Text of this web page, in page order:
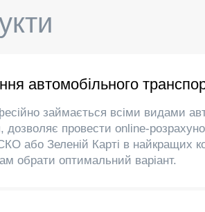
автомобільного
займається всіми видами
дозволяє провести online-
або Зеленій Карті в найкращих
обрати оптимальний варіант.